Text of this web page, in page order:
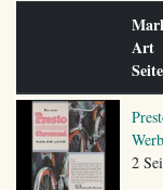
Art
2